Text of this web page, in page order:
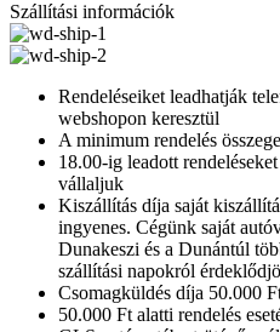
Szállítási információk
Rendeléseiket leadhatják
webshopon keresztül
A minimum rendelés
18.00-ig leadott
vállaljuk
Kiszállítás díja saját
ingyenes. Cégünk saját
Dunakeszi és a Dunántúl
szállítási napokról
Csomagküldés díja 50.000
50.000 Ft alatti rendelés